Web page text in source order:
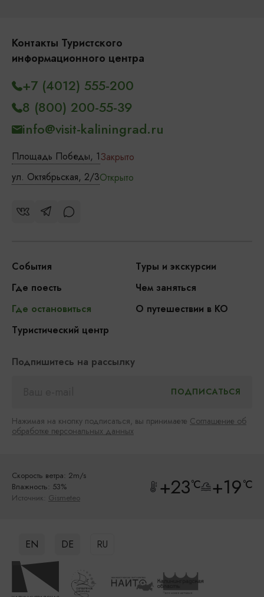
Контакты Туристского
информационного центра
Площадь Победы, 1Закрыто
ул. Октябрьская, 2/3Открыто
+7 (4012) 555-200
8 (800) 200-55-39
info@visit-kaliningrad.ru
События
Туры и экскурсии
Где поесть
Чем заняться
Где остановиться
О путешествии в КО
Туристический центр
Подпишитесь на рассылку
Нажимая на кнопку подписаться, вы принимаете Соглашение об
обработке персональных данных
Скорость ветра: 2m/s
Влажность: 53%
Источник: Gismeteo +23°C +19°C
EN DE RU